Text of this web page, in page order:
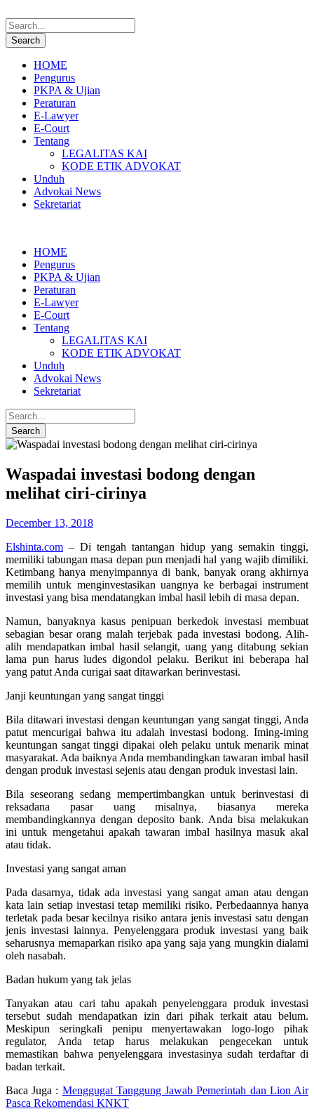
HOME
Pengurus
PKPA & Ujian
Peraturan
E-Lawyer
E-Court
Tentang
LEGALITAS KAI
KODE ETIK ADVOKAT
Unduh
Advokai News
Sekretariat
HOME
Pengurus
PKPA & Ujian
Peraturan
E-Lawyer
E-Court
Tentang
LEGALITAS KAI
KODE ETIK ADVOKAT
Unduh
Advokai News
Sekretariat
Waspadai investasi bodong dengan
melihat ciri-cirinya
December 13, 2018
Elshinta.com – Di tengah tantangan hidup yang semakin tinggi,
memiliki tabungan masa depan pun menjadi hal yang wajib dimiliki.
Ketimbang hanya menyimpannya di bank, banyak orang akhirnya
memilih untuk menginvestasikan uangnya ke berbagai instrument
investasi yang bisa mendatangkan imbal hasil lebih di masa depan.
Namun, banyaknya kasus penipuan berkedok investasi membuat
sebagian besar orang malah terjebak pada investasi bodong. Alih-
alih mendapatkan imbal hasil selangit, uang yang ditabung sekian
lama pun harus ludes digondol pelaku. Berikut ini beberapa hal
yang patut Anda curigai saat ditawarkan berinvestasi.
Janji keuntungan yang sangat tinggi
Bila ditawari investasi dengan keuntungan yang sangat tinggi, Anda
patut mencurigai bahwa itu adalah investasi bodong. Iming-iming
keuntungan sangat tinggi dipakai oleh pelaku untuk menarik minat
masyarakat. Ada baiknya Anda membandingkan tawaran imbal hasil
dengan produk investasi sejenis atau dengan produk investasi lain.
Bila seseorang sedang mempertimbangkan untuk berinvestasi di
reksadana pasar uang misalnya, biasanya mereka
membandingkannya dengan deposito bank. Anda bisa melakukan
ini untuk mengetahui apakah tawaran imbal hasilnya masuk akal
atau tidak.
Investasi yang sangat aman
Pada dasarnya, tidak ada investasi yang sangat aman atau dengan
kata lain setiap investasi tetap memiliki risiko. Perbedaannya hanya
terletak pada besar kecilnya risiko antara jenis investasi satu dengan
jenis investasi lainnya. Penyelenggara produk investasi yang baik
seharusnya memaparkan risiko apa yang saja yang mungkin dialami
oleh nasabah.
Badan hukum yang tak jelas
Tanyakan atau cari tahu apakah penyelenggara produk investasi
tersebut sudah mendapatkan izin dari pihak terkait atau belum.
Meskipun seringkali penipu menyertawakan logo-logo pihak
regulator, Anda tetap harus melakukan pengecekan untuk
memastikan bahwa penyelenggara investasinya sudah terdaftar di
badan terkait.
Baca Juga : Menggugat Tanggung Jawab Pemerintah dan Lion Air
Pasca Rekomendasi KNKT